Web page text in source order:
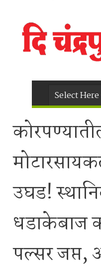
उघड!
धडाकेबाज
पल्सर जप्त,